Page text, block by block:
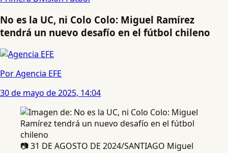
No es la UC, ni Colo Colo: Miguel Ramírez
tendrá un nuevo desafío en el fútbol chileno
Por Agencia EFE
30 de mayo de 2025, 14:04
📷 31 DE AGOSTO DE 2024/SANTIAGO Miguel